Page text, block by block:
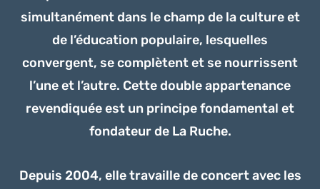
simultanément dans le champ de la culture et
de l’éducation populaire, lesquelles
convergent, se complètent et se nourrissent
l’une et l’autre. Cette double appartenance
revendiquée est un principe fondamental et
fondateur de La Ruche.
Depuis 2004, elle travaille de concert avec les